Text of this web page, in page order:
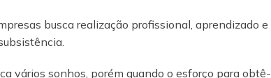
busca realização profissional, aprendizado e
vários sonhos, porém quando o esforço para obtê-